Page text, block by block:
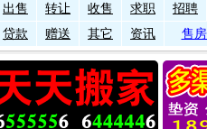
出售 转让 收售 求职
招聘
贷款 赠送 其它 资讯 售